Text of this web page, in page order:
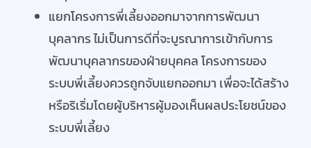
แยกโครงการพี่เลี้ยงออกมาจากการพัฒนา
บุคลากร ไม่เป็นการดีที่จะบูรณาการเข้ากับการ
พัฒนาบุคลากรของฝ่ายบุคคล โครงการของ
ระบบพี่เลี้ยงควรถูกจับแยกออกมา เพื่อจะได้สร้าง
หรือริเริ่มโดยผู้บริหารผู้มองเห็นผลประโยชน์ของ
ระบบพี่เลี้ยง